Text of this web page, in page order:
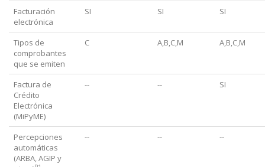
Facturación
electrónica
SI SI SI
Tipos de
comprobantes
que se emiten
C A,B,C,M A,B,C,M
Factura de
Crédito
Electrónica
(MiPyME)
-- -- SI
Percepciones
automáticas
(ARBA, AGIP y
-- -- --